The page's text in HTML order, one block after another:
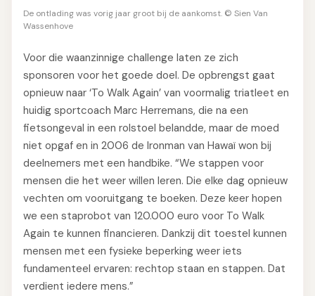
De ontlading was vorig jaar groot bij de aankomst. © Sien Van
Wassenhove
Voor die waanzinnige challenge laten ze zich
sponsoren voor het goede doel. De opbrengst gaat
opnieuw naar ‘To Walk Again’ van voormalig triatleet en
huidig sportcoach Marc Herremans, die na een
fietsongeval in een rolstoel belandde, maar de moed
niet opgaf en in 2006 de Ironman van Hawaï won bij
deelnemers met een handbike. “We stappen voor
mensen die het weer willen leren. Die elke dag opnieuw
vechten om vooruitgang te boeken. Deze keer hopen
we een staprobot van 120.000 euro voor To Walk
Again te kunnen financieren. Dankzij dit toestel kunnen
mensen met een fysieke beperking weer iets
fundamenteel ervaren: rechtop staan en stappen. Dat
verdient iedere mens.”